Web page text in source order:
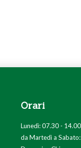
Orari
Lunedì: 07.30 - 14.00
da Martedì a